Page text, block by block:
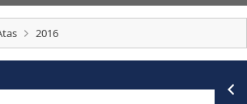
Canais
2016